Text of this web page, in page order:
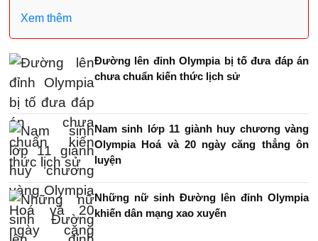
Xem thêm
Đường lên đỉnh Olympia bị tố đưa đáp án
chưa chuẩn kiến thức lịch sử
Nam sinh lớp 11 giành huy chương vàng
Olympia Hoá và 20 ngày căng thẳng ôn
luyện
Những nữ sinh Đường lên đỉnh Olympia
khiến dân mạng xao xuyến